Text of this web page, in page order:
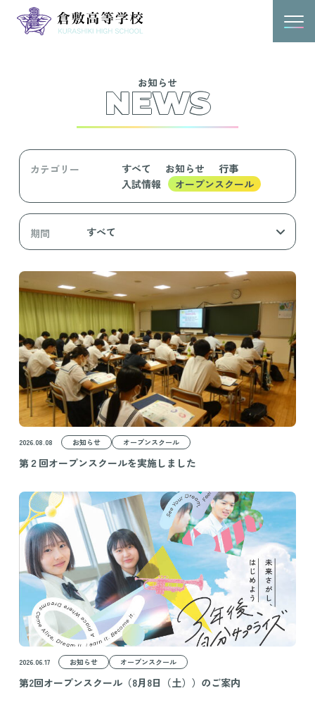
お知らせ
NEWS
カテゴリー すべて お知らせ
行事
入試情報
オープンスクール
期間
2026.08.08 お知らせ オープンスクール
第２回オープンスクールを実施しました
2026.06.17 お知らせ オープンスクール
第2回オープンスクール（8月8日（土））のご案内